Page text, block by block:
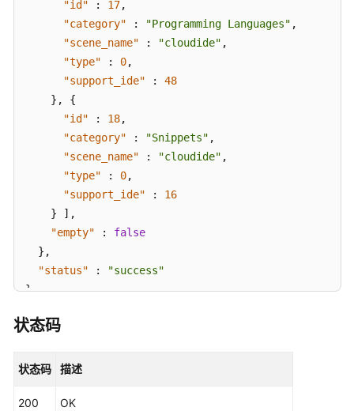
查
询
插
件
分
-
取
当
用
下
表
"id"
: 17,
"category"
: "Programming Languages" ,
"scene_name"
: "cloudide" ,
"type"
: 0,
"support_ide"
:
48
} ,
{
"id"
: 18,
"category"
: "Snippets" ,
"scene_name"
: "cloudide" ,
"type"
: 0,
"support_ide"
:
16
}
] ,
"empty"
:
false
} ,
"status"
:
"success"
}
状态码
状态码 描述
200 OK